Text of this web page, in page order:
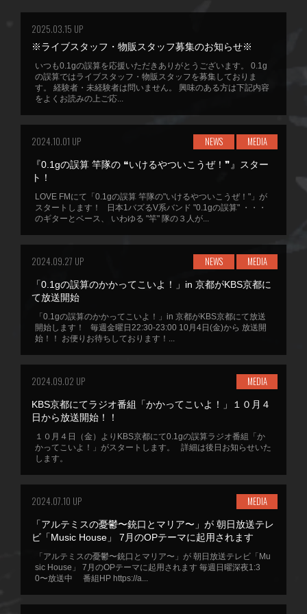
2025.03.15 UP
※ライブスタッフ・物販スタッフ募集のお知らせ※
いつも0.1gの誤算を応援いただきありがとうございます。 0.1g
の誤算ではライブスタッフ・物販スタッフを募集しておりま
す。 経験者・未経験者は問いません。 興味のある方は下記内容
をよくお読みの上ご応...
2024.10.01 UP NEWS MEDIA
『0.1gの誤算 竿隊の ❝いけるやついこうぜ！❞』スター
ト！
LOVE FMにて「0.1gの誤算 竿隊の"いけるやついこうぜ！"」が
スタートします！ 日本1バズるV系バンド "0.1gの誤算" ・・・
のギターとベース、 いわゆる "竿" 隊の３人が...
2024.09.27 UP NEWS MEDIA
「0.1gの誤算のかかってこいよ！」in 京都がKBS京都に
て放送開始
「0.1gの誤算のかかってこいよ！」in 京都がKBS京都にて放送
開始します！ 毎週金曜日22:30-23:00 10月4日(金)から 放送開
始！！ お便りお待ちしております！...
2024.09.02 UP MEDIA
KBS京都にてラジオ番組「かかってこいよ！」１０月４
日から放送開始！！
１０月４日（金）よりKBS京都にて0.1gの誤算ラジオ番組「か
かってこいよ！」がスタートします。 詳細は後日お知らせいた
します。
2024.07.10 UP MEDIA
「アルテミスの憂鬱〜銃口とマリア〜」が 朝日放送テレ
ビ「Music House」 7月のOPテーマに起用されます
「アルテミスの憂鬱〜銃口とマリア〜」が 朝日放送テレビ「Mu
sic House」 7月のOPテーマに起用されます 毎週日曜深夜1:3
0〜放送中 番組HP https://a...